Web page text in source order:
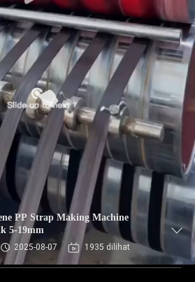
PP Strap Making Machine
5-19mm
2025-08-07 1935 dilihat